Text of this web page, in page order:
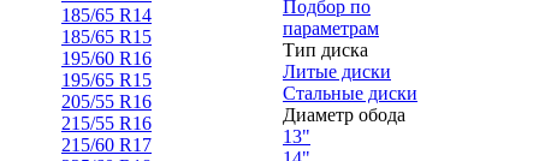
185/65 R14
185/65 R15
195/60 R16
195/65 R15
205/55 R16
215/55 R16
215/60 R17
Подбор по
параметрам
Тип диска
Литые диски
Стальные диски
Диаметр обода
13"